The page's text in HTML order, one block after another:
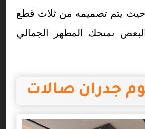
يتم تصميمه من ثلاث قطع
تمنحك المظهر الجمالي
جدران صالات